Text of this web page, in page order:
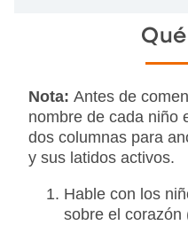
Nota: Antes de
nombre de cada niño
dos columnas para
y sus latidos activos.
Hable con los
sobre el